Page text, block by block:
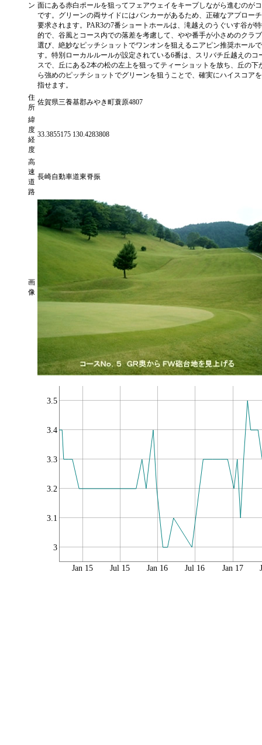
ン 面にある赤白ポールを狙ってフェアウェイをキープしながら進むのが
です。グリーンの両サイドにはバンカーがあるため、正確なアプロー
要求されます。PAR3の7番ショートホールは、滝越えのうぐいす谷が
的で、谷風とコース内での落差を考慮して、やや番手が小さめのクラ
選び、絶妙なピッチショットでワンオンを狙えるニアピン推奨ホールで
す。特別ローカルルールが設定されている6番は、スリバチ丘越えのコ
スで、丘にある2本の松の左上を狙ってティーショットを放ち、丘の下
ら強めのピッチショットでグリーンを狙うことで、確実にハイスコア
指せます。
住
所
佐賀県三養基郡みやき町蓑原4807
緯
度
経
度
33.3855175 130.4283808
高
速
道
路
長崎自動車道東脊振
画
像
3
3.1
3.2
3.3
3.4
3.5
Jan 15 Jul 15 Jan 16 Jul 16 Jan 17